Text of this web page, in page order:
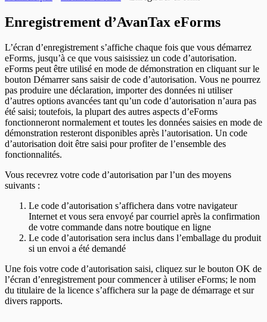
En-têtes T4RIF
En-têtes T5
En-têtes T5 / relevé 3
En-têtes T215
En-têtes T550
En-têtes T1204
En-têtes T2200
En-têtes T2202
En-têtes T5007
En-têtes T5008
En-têtes T5013
En-têtes T5018
En-têtes de RL-24
En-têtes de RL-27
En-têtes de RL-32
TP-64
Modifier le fichier des chemins
Envoyer le journal des erreurs au soutien
Enregistrement d’AvanTax eForms
L’écran d’enregistrement s’affiche chaque fois que vous démarrez
eForms, jusqu’à ce que vous saisissiez un code d’autorisation.
eForms peut être utilisé en mode de démonstration en cliquant sur le
bouton Démarrer sans saisir de code d’autorisation. Vous ne pourrez
pas produire une déclaration, importer des données ni utiliser
d’autres options avancées tant qu’un code d’autorisation n’aura pas
été saisi; toutefois, la plupart des autres aspects d’eForms
fonctionneront normalement et toutes les données saisies en mode de
démonstration resteront disponibles après l’autorisation. Un code
d’autorisation doit être saisi pour profiter de l’ensemble des
fonctionnalités.
Vous recevrez votre code d’autorisation par l’un des moyens
suivants :
Le code d’autorisation s’affichera dans votre navigateur
Internet et vous sera envoyé par courriel après la confirmation
de votre commande dans notre boutique en ligne
Le code d’autorisation sera inclus dans l’emballage du produit
si un envoi a été demandé
Une fois votre code d’autorisation saisi, cliquez sur le bouton OK de
l’écran d’enregistrement pour commencer à utiliser eForms; le nom
du titulaire de la licence s’affichera sur la page de démarrage et sur
divers rapports.